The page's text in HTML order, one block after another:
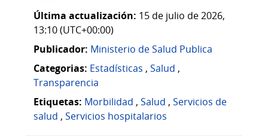
Última actualización: 15 de julio de 2026,
13:10 (UTC+00:00)
Publicador: Ministerio de Salud Publica
Categorias: Estadísticas , Salud ,
Transparencia
Etiquetas: Morbilidad , Salud , Servicios de
salud , Servicios hospitalarios